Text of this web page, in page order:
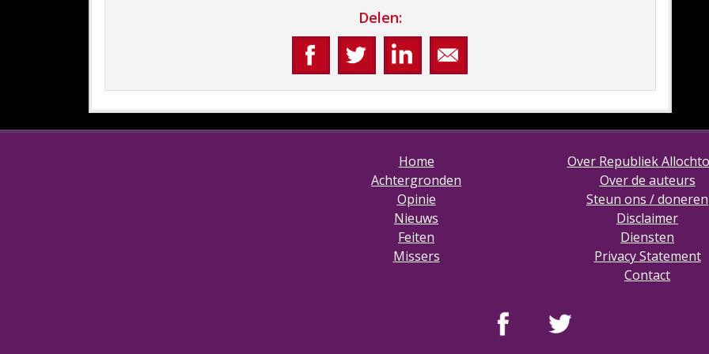
Delen:
Home
Achtergronden
Opinie
Nieuws
Feiten
Missers
Over Republiek
Over de auteurs
Steun ons / doneren
Disclaimer
Diensten
Privacy Statement
Contact